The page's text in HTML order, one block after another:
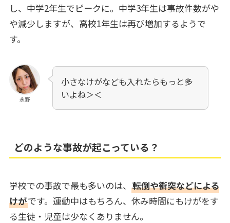
し、中学2年生でピークに。中学3年生は事故件数がや
や減少しますが、高校1年生は再び増加するようで
す。
永野
小さなけがなども入れたらもっと多
いよね＞＜
どのような事故が起こっている？
学校での事故で最も多いのは、 転倒や衝突などによる
けがです。運動中はもちろん、休み時間にもけがをす
る生徒・児童は少なくありません。